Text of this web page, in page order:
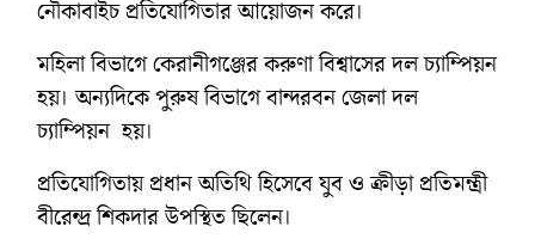
নৌকাবাইচ প্রতিযোগিতার আয়োজন করে।
মহিলা বিভাগে কেরানীগঞ্জের করুণা বিশ্বাসের দল চ্যাম্পিয়ন
হয়। অন্যদিকে পুরুষ বিভাগে বান্দরবন জেলা দল
চ্যাম্পিয়ন হয়।
প্রতিযোগিতায় প্রধান অতিথি হিসেবে যুব ও ক্রীড়া প্রতিমন্ত্রী
বীরেন্দ্র শিকদার উপস্থিত ছিলেন।